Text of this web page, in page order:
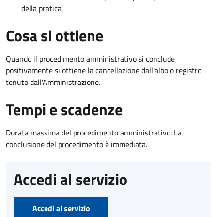
della pratica.
Cosa si ottiene
Quando il procedimento amministrativo si conclude
positivamente si ottiene la cancellazione dall'albo o registro
tenuto dall'Amministrazione.
Tempi e scadenze
Durata massima del procedimento amministrativo: La
conclusione del procedimento è immediata.
Accedi al servizio
Accedi al servizio